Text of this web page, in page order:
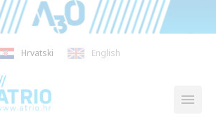
Hrvatski English